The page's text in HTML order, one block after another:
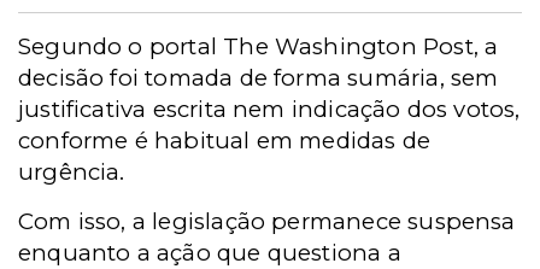
Segundo o portal The Washington Post, a
decisão foi tomada de forma sumária, sem
justificativa escrita nem indicação dos votos,
conforme é habitual em medidas de
urgência.
Com isso, a legislação permanece suspensa
enquanto a ação que questiona a